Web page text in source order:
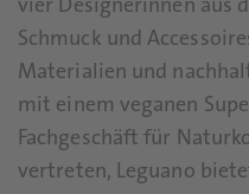
vier Designerinnen aus
Schmuck und
Materialien und
mit einem veganen
Fachgeschäft für
vertreten, Leguano